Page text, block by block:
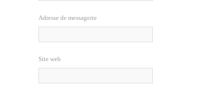
Adresse de messagerie
Site web